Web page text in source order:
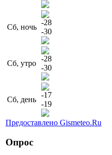
Сб, ночь
-28
-30
Сб, утро
-28
-30
Сб, день
-17
-19
Предоставлено Gismeteo.Ru
Опрос